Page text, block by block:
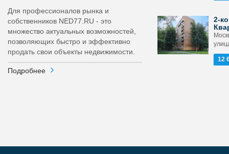
Для профессионалов рынка и
собственников NED77.RU - это
множество актуальных возможностей,
позволяющих быстро и эффективно
продать свои объекты недвижимости.
Подробнее
2-
12